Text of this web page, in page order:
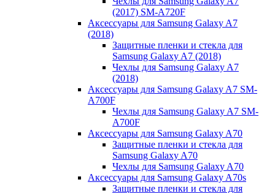
(2017) SM-A720F
Аксессуары для Samsung Galaxy A7
(2018)
Защитные пленки и стекла для
Samsung Galaxy A7 (2018)
Чехлы для Samsung Galaxy A7
(2018)
Аксессуары для Samsung Galaxy A7 SM-
A700F
Чехлы для Samsung Galaxy A7 SM-
A700F
Аксессуары для Samsung Galaxy A70
Защитные пленки и стекла для
Samsung Galaxy A70
Чехлы для Samsung Galaxy A70
Аксессуары для Samsung Galaxy A70s
Защитные пленки и стекла для